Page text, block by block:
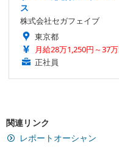
ス
株式会社セガフェイブ
東京都
月給28万1,250円～37
正社員
関連リンク
レポートオーシャン